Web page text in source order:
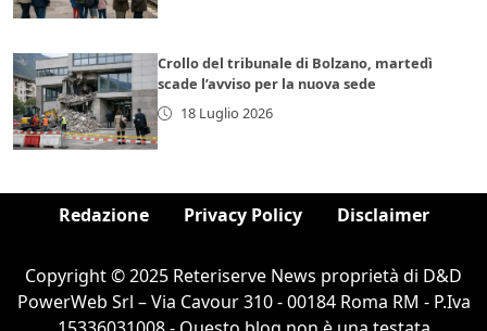
Crollo del tribunale di Bolzano, martedì
scade l’avviso per la nuova sede
18 Luglio 2026
Redazione Privacy Policy Disclaimer
Copyright © 2025 Reteriserve News proprietà di D&D
PowerWeb Srl – Via Cavour 310 - 00184 Roma RM - P.Iva